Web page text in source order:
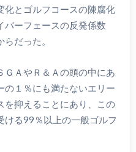
化とゴルフコースの陳腐化
バーフェースの反発係数
だった。
ＧＡやＲ＆Ａの頭の中にあ
の１％にも満たないエリー
を抑えることにあり、この
ける99％以上の一般ゴルフ